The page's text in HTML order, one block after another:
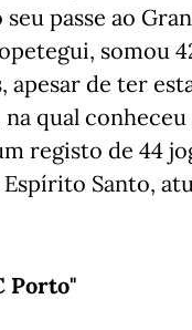
passe ao
somou
apesar de ter
na qual
registo de 44
Santo,
Porto"